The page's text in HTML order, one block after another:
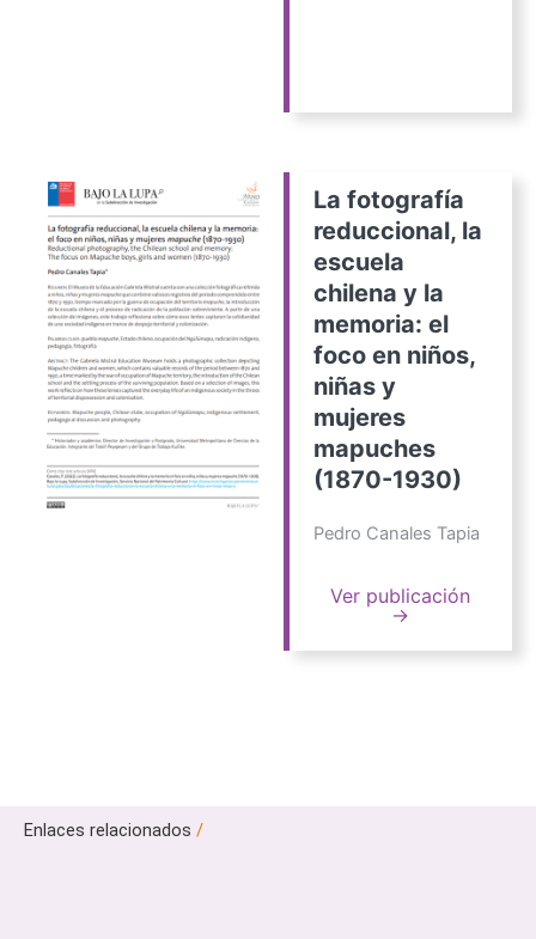
La fotografía
reduccional, la
escuela
chilena y la
memoria: el
foco en niños,
niñas y
mujeres
mapuches
(1870-1930)
Pedro Canales Tapia
Ver publicación
→
Enlaces relacionados /